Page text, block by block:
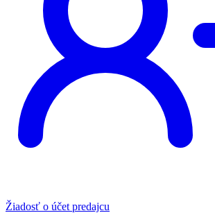
Žiadosť o účet predajcu